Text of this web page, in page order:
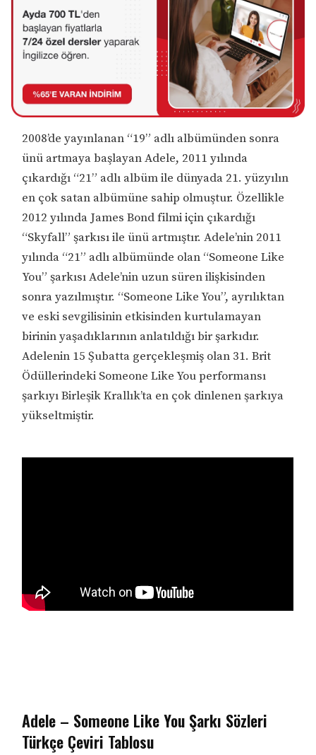
2008’de yayınlanan “19” adlı albümünden sonra
ünü artmaya başlayan Adele, 2011 yılında
çıkardığı “21” adlı albüm ile dünyada 21. yüzyılın
en çok satan albümüne sahip olmuştur. Özellikle
2012 yılında James Bond filmi için çıkardığı
“Skyfall” şarkısı ile ünü artmıştır. Adele’nin 2011
yılında “21” adlı albümünde olan “Someone Like
You” şarkısı Adele’nin uzun süren ilişkisinden
sonra yazılmıştır. “Someone Like You”, ayrılıktan
ve eski sevgilisinin etkisinden kurtulamayan
birinin yaşadıklarının anlatıldığı bir şarkıdır.
Adelenin 15 Şubatta gerçekleşmiş olan 31. Brit
Ödüllerindeki Someone Like You performansı
şarkıyı Birleşik Krallık’ta en çok dinlenen şarkıya
yükseltmiştir.
Adele – Someone Like You Şarkı Sözleri
Türkçe Çeviri Tablosu